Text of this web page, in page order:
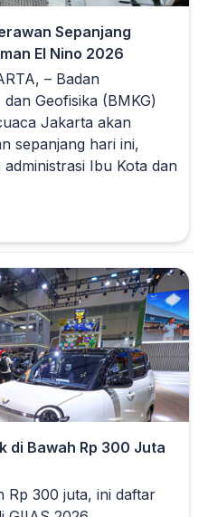
Sepanjang
El Nino 2026
– Badan
Geofisika (BMKG)
Jakarta akan
sepanjang hari ini,
Ibu Kota dan
di Bawah Rp 300 Juta
Rp 300 juta, ini daftar